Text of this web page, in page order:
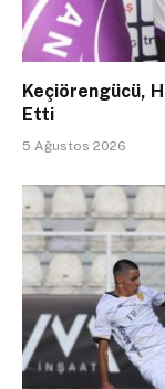
Keçiörengücü,
Etti
5 Ağustos 2026